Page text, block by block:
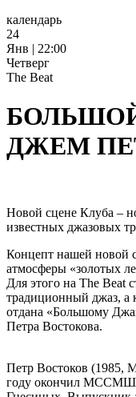
календарь
24
Янв | 22:00
Четверг
The Beat
ДЖЕМ
Новой сцене Клуба –
известных джазовых
Концепт нашей новой
атмосферы «золотых
Для этого на The Beat
традиционный джаз, а
отдана «Большому
Петра Востокова.
Петр Востоков (1985,
году окончил МССМШ